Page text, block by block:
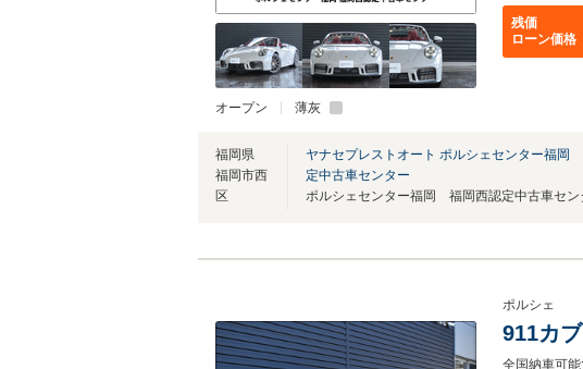
オープン 薄灰
残価
ローン価格
福岡県
福岡市西
区
ヤナセプレストオート ポルシェセンター福岡
定中古車センター
ポルシェ
911カ
全国納車可